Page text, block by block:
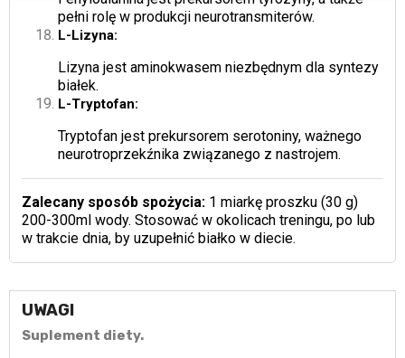
pełni rolę w produkcji neurotransmiterów.
L-Lizyna:
Lizyna jest aminokwasem niezbędnym dla syntezy
białek.
L-Tryptofan:
Tryptofan jest prekursorem serotoniny, ważnego
neurotroprzekźnika związanego z nastrojem.
Zalecany sposób spożycia:1 miarkę proszku (30 g)
200-300ml wody. Stosować w okolicach treningu, po lub
w trakcie dnia, by uzupełnić białko w diecie.
UWAGI
Suplement diety.